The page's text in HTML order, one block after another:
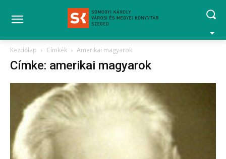
Kezdőlap Címkék Amerikai magyarok
Címke: amerikai magyarok